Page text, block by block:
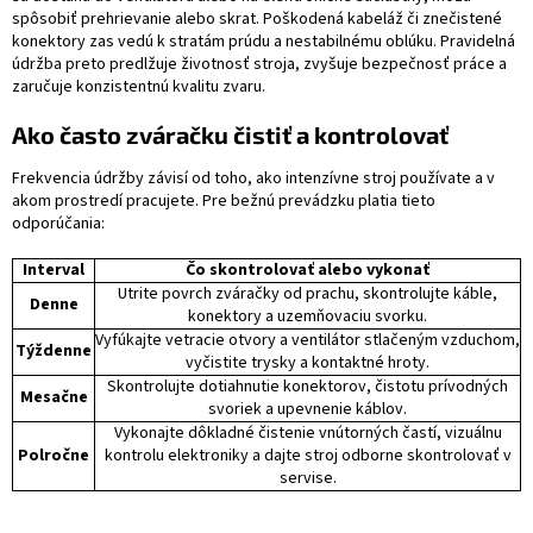
spôsobiť prehrievanie alebo skrat. Poškodená kabeláž či znečistené
konektory zas vedú k stratám prúdu a nestabilnému oblúku. Pravidelná
údržba preto predlžuje životnosť stroja, zvyšuje bezpečnosť práce a
zaručuje konzistentnú kvalitu zvaru.
Ako často zváračku čistiť a kontrolovať
Frekvencia údržby závisí od toho, ako intenzívne stroj používate a v
akom prostredí pracujete. Pre bežnú prevádzku platia tieto
odporúčania:
Interval
Čo skontrolovať alebo vykonať
Denne
Utrite povrch zváračky od prachu, skontrolujte káble,
konektory a uzemňovaciu svorku.
Týždenne Vyfúkajte vetracie otvory a ventilátor stlačeným vzduchom,
vyčistite trysky a kontaktné hroty.
Mesačne
Skontrolujte dotiahnutie konektorov, čistotu prívodných
svoriek a upevnenie káblov.
Polročne
Vykonajte dôkladné čistenie vnútorných častí, vizuálnu
kontrolu elektroniky a dajte stroj odborne skontrolovať v
servise.